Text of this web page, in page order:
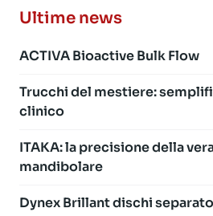
Ultime news
ACTIVA Bioactive Bulk Flow
Trucchi del mestiere:
clinico
ITAKA: la precisione della
mandibolare
Dynex Brillant dischi